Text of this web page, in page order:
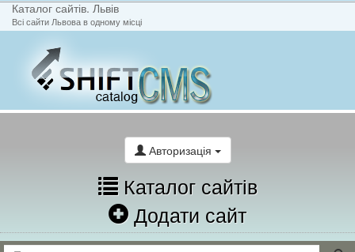
Каталог сайтів. Львів
Всі сайти Львова в одному місці
Авторизація
Каталог сайтів
Додати сайт